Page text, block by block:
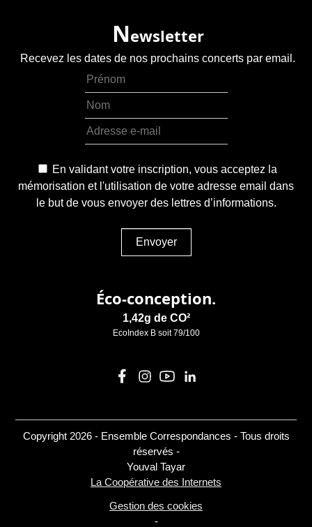
Newsletter
Recevez les dates de nos prochains concerts par email.
En validant votre inscription, vous acceptez la
mémorisation et l'utilisation de votre adresse email dans
le but de vous envoyer des lettres d’informations.
Envoyer
Éco-conception.
1,42g de CO²
EcoIndex B soit 79/100
Copyright 2026 - Ensemble Correspondances - Tous droits
réservés -
Youval Tayar
La Coopérative des Internets
Gestion des cookies
-